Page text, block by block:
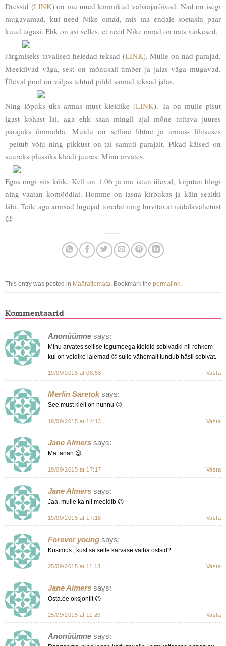
Dressid (LINK) on mu uued lemmikud vabaajarõivad. Nad on isegi
mugavamad, kui need Nike omad, mis ma endale soetasin paar
kuud tagasi. Ehk on asi selles, et need Nike omad on nats väikesed.
Järgmiseks tavalised heledad teksad (LINK). Mulle on nad parajad.
Meeldivad väga, sest on mõnusalt ümber ja jalas väga mugavad.
Üleval pool on väljas tehtud pildil samad teksad jalas.
Ning lõpuks üks armas must kleidike (LINK). Ta on mulle pisut
igast kohast lai, aga ehk saan mingil ajal mõne tuttava juures
parajaks õmmelda. Muidu on selline lihtne ja armas- lihtsuses
peitub võlu ning pikkust on tal samuti parajalt. Pikad käised on
suureks plussiks kleidi juures. Minu arvates.
Egas ongi siis kõik. Kell on 1.06 ja ma istun üleval, kirjutan blogi
ning vaatan komöödiat. Homme on lasna kirbukas ja käin sealtki
läbi. Teile aga armsad lugejad toredat ning huvitavat nädalavahetust
😉
This entry was posted in Määratlemata . Bookmark the permalink.
Kommentaarid
Anonüümne says:
Minu arvates sellise tegumoega kleidid sobivadki nii rohkem
kui on veidike laiemad 🙂 sulle vähemalt tundub hästi sobivat.
19/09/2015 at 08:53 Vasta
Merlin Saretok says:
See must kleit on nunnu 🙂
19/09/2015 at 14:13 Vasta
Jane Almers says:
Ma tänan 😉
19/09/2015 at 17:17 Vasta
Jane Almers says:
Jaa, mulle ka nii meeldib 😉
19/09/2015 at 17:18 Vasta
Forever young says:
Küsimus , kust sa selle karvase vaiba ostsid?
25/09/2015 at 11:13 Vasta
Jane Almers says:
Osta.ee oksjonilt 😉
25/09/2015 at 11:20 Vasta
Anonüümne says: